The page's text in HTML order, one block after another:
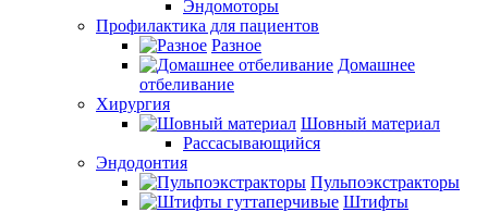
Эндомоторы
Профилактика для пациентов
Разное
Домашнее
отбеливание
Хирургия
Шовный материал
Рассасывающийся
Эндодонтия
Пульпоэкстракторы
Штифты